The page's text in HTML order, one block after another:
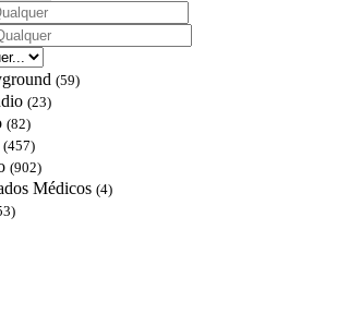
(59)
(23)
(82)
(457)
(902)
Médicos (4)